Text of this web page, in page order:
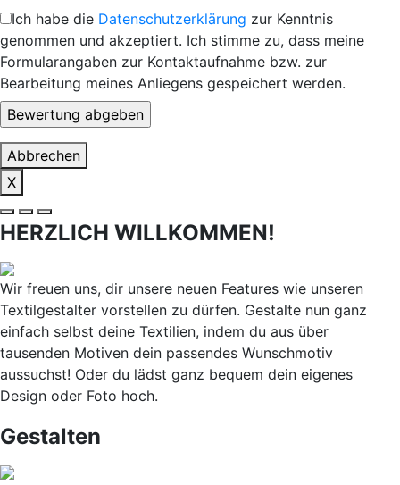
Ich habe die Datenschutzerklärung zur Kenntnis
genommen und akzeptiert. Ich stimme zu, dass meine
Formularangaben zur Kontaktaufnahme bzw. zur
Bearbeitung meines Anliegens gespeichert werden.
Abbrechen
X
HERZLICH WILLKOMMEN!
Wir freuen uns, dir unsere neuen Features wie unseren
Textilgestalter vorstellen zu dürfen. Gestalte nun ganz
einfach selbst deine Textilien, indem du aus über
tausenden Motiven dein passendes Wunschmotiv
aussuchst! Oder du lädst ganz bequem dein eigenes
Design oder Foto hoch.
Gestalten